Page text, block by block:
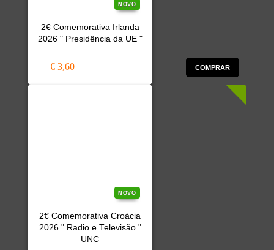
NOVO
2€ Comemorativa Irlanda
2026 " Presidência da UE "
€ 3,60 COMPRAR
NOVO
2€ Comemorativa Croácia
2026 " Radio e Televisão "
UNC